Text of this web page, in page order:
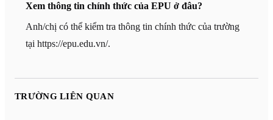
Xem thông tin chính thức của EPU ở đâu?
Anh/chị có thể kiểm tra thông tin chính thức của trường
tại https://epu.edu.vn/.
TRƯỜNG LIÊN QUAN